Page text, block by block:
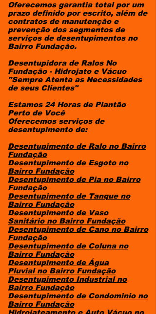
Oferecemos garantia total por um
prazo definido por escrito, além de
contratos de manutenção e
prevenção dos segmentos de
serviços de desentupimentos no
Bairro Fundação.
Desentupidora de Ralos No
Fundação - Hidrojato e Vácuo
"Sempre Atenta as Necessidades
de seus Clientes"
Estamos 24 Horas de Plantão
Perto de Você
Oferecemos serviços de
desentupimento de:
Desentupimento de Ralo no Bairro
Fundação
Desentupimento de Esgoto no
Bairro Fundação
Desentupimento de Pia no Bairro
Fundação
Desentupimento de Tanque no
Bairro Fundação
Desentupimento de Vaso
Sanitário no Bairro Fundação
Desentupimento de Cano no Bairro
Fundação
Desentupimento de Coluna no
Bairro Fundação
Desentupimento de Água
Pluvial no Bairro Fundação
Desentupimento Industrial no
Bairro Fundação
Desentupimento de Condominio no
Bairro Fundação
Hidrojateamento e Auto Vácuo no